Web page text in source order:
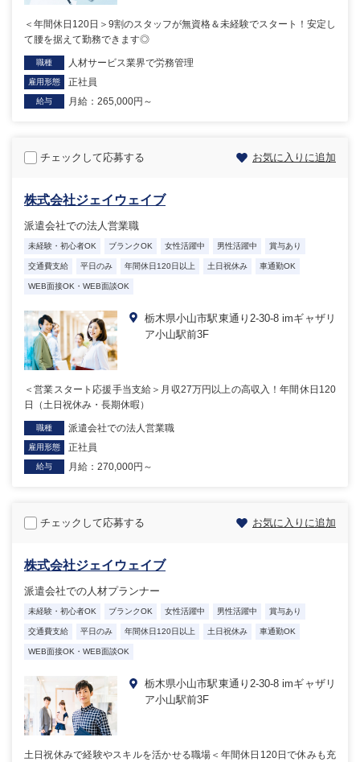
＜年間休日120日＞9割のスタッフが無資格＆未経験でスタート！安定し
て腰を据えて勤務できます◎
職種 人材サービス業界で労務管理
雇用形態 正社員
給与 月給：265,000円～
チェックして応募する お気に入りに追加
株式会社ジェイウェイブ
派遣会社での法人営業職
未経験・初心者OK ブランクOK 女性活躍中 男性活躍中 賞与あり
交通費支給 平日のみ 年間休日120日以上 土日祝休み 車通勤OK
WEB面接OK・WEB面談OK
栃木県小山市駅東通り2-30-8 imギャザリ
ア小山駅前3F
＜営業スタート応援手当支給＞月収27万円以上の高収入！年間休日120
日（土日祝休み・長期休暇）
職種 派遣会社での法人営業職
雇用形態 正社員
給与 月給：270,000円～
チェックして応募する お気に入りに追加
株式会社ジェイウェイブ
派遣会社での人材プランナー
未経験・初心者OK ブランクOK 女性活躍中 男性活躍中 賞与あり
交通費支給 平日のみ 年間休日120日以上 土日祝休み 車通勤OK
WEB面接OK・WEB面談OK
栃木県小山市駅東通り2-30-8 imギャザリ
ア小山駅前3F
土日祝休みで経験やスキルを活かせる職場＜年間休日120日で休みも充